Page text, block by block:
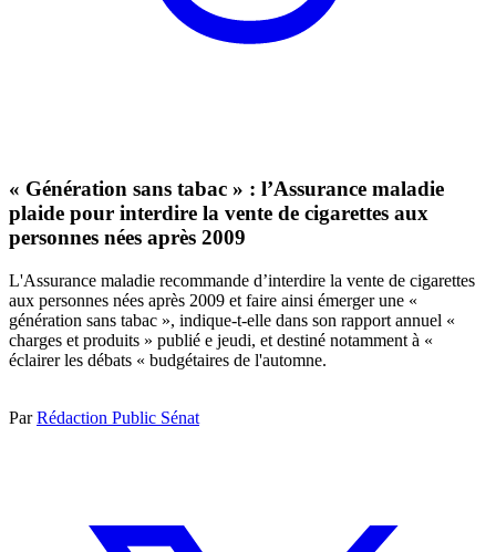
« Génération sans tabac » : l’Assurance maladie
plaide pour interdire la vente de cigarettes aux
personnes nées après 2009
L'Assurance maladie recommande d’interdire la vente de cigarettes
aux personnes nées après 2009 et faire ainsi émerger une «
génération sans tabac », indique-t-elle dans son rapport annuel «
charges et produits » publié e jeudi, et destiné notamment à «
éclairer les débats « budgétaires de l'automne.
ParRédaction Public Sénat